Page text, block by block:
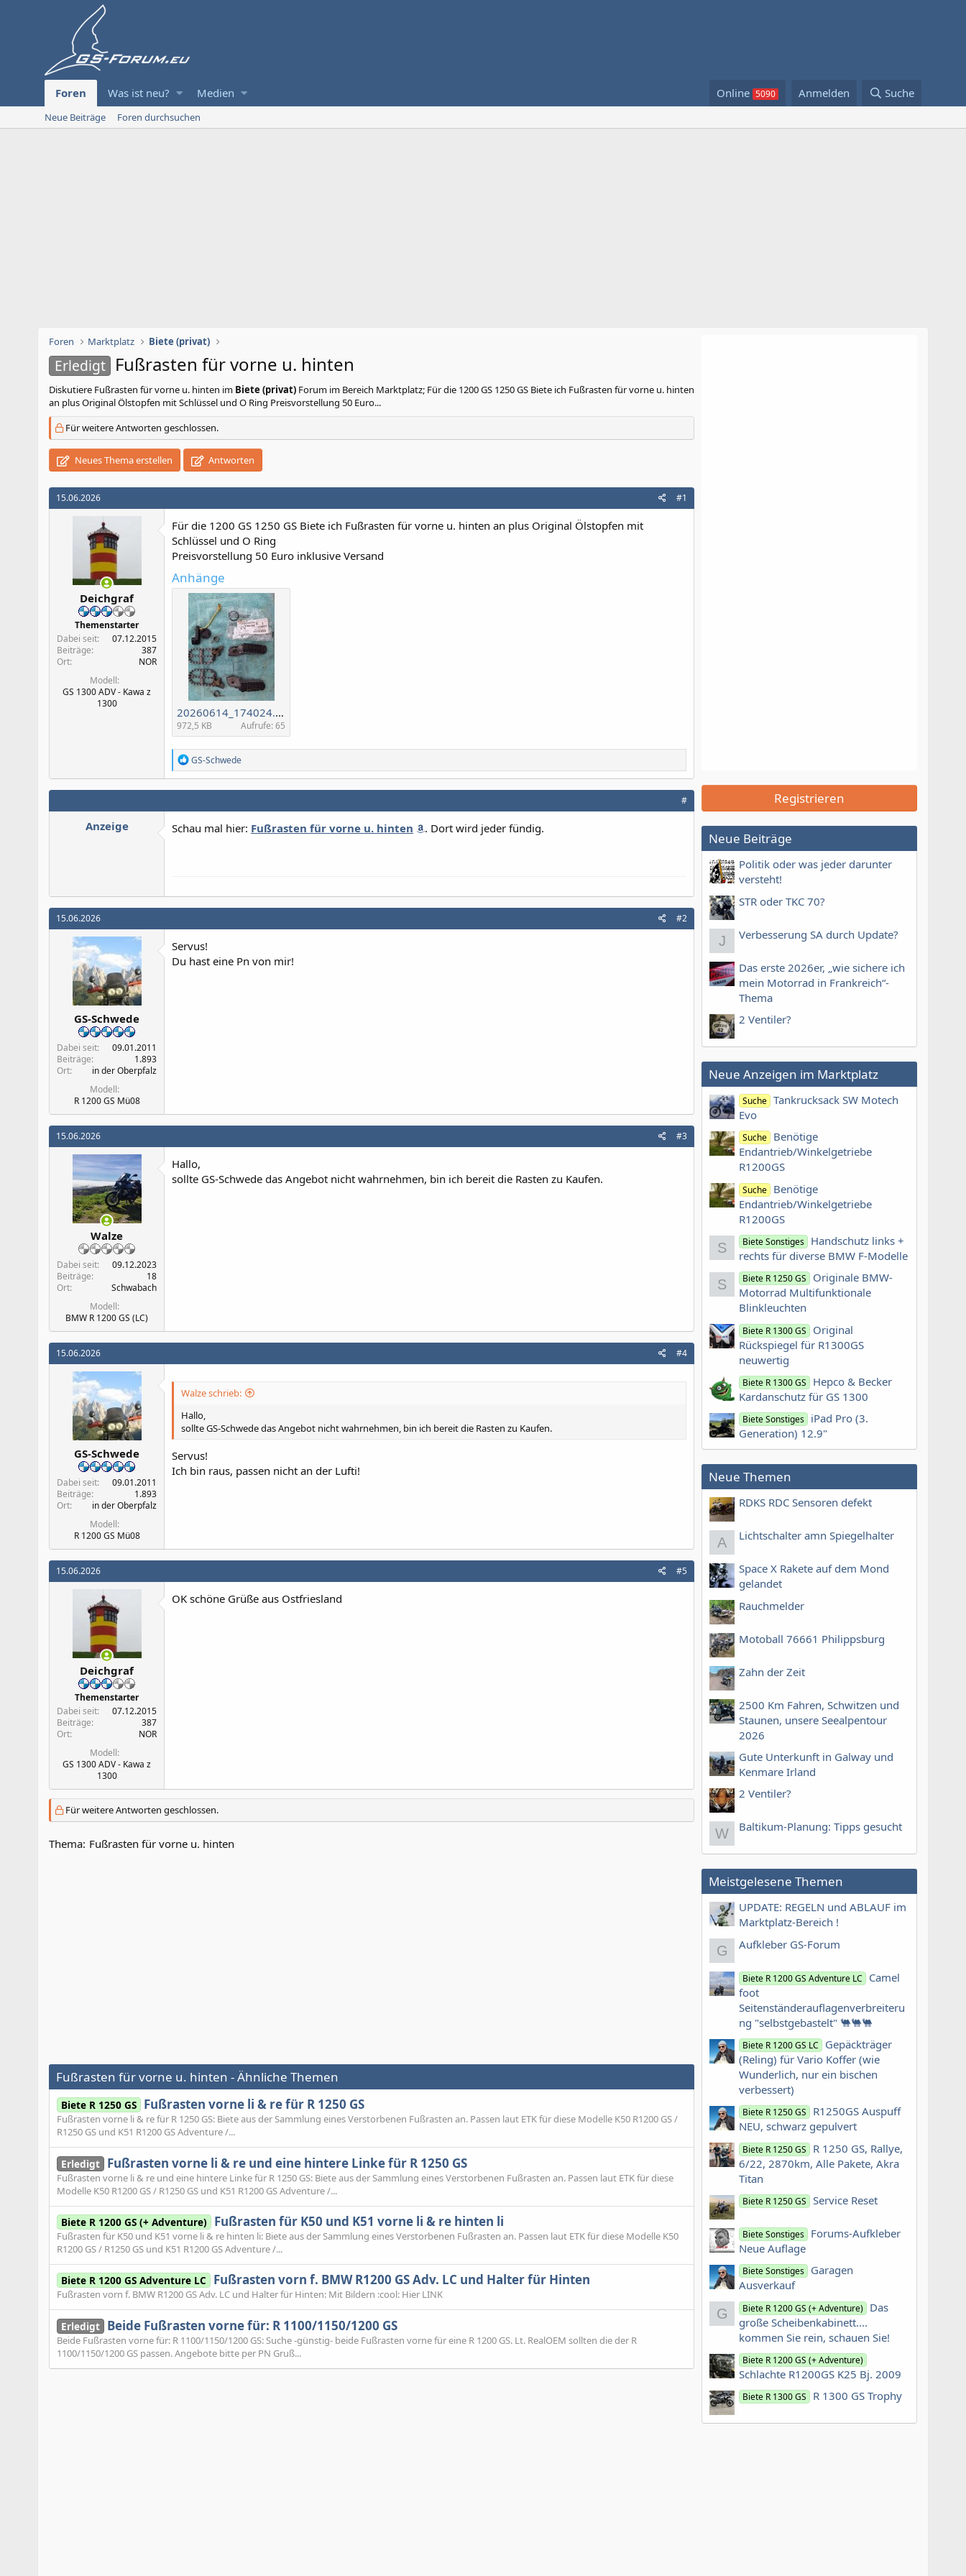
Foren Was ist neu? Medien Online Anmelden Suche
Neue Beiträge Foren durchsuchen
Foren Marktplatz Biete (privat)
Erledigt Fußrasten für vorne u. hinten
Diskutiere Fußrasten für vorne u. hinten im Biete (privat) Forum im Bereich Marktplatz; Für die 1200 GS 1250 GS Biete ich Fußrasten für vorne u. hinten
an plus Original Ölstopfen mit Schlüssel und O Ring Preisvorstellung 50 Euro...
Für weitere Antworten geschlossen.
Neues Thema erstellen Antworten
15.06.2026 #1
Deichgraf
Themenstarter
Dabei seit
07.12.2015
Beiträge
387
Ort
NOR
Modell
GS 1300 ADV - Kawa z
1300
Für die 1200 GS 1250 GS Biete ich Fußrasten für vorne u. hinten an plus Original Ölstopfen mit
Schlüssel und O Ring
Preisvorstellung 50 Euro inklusive Versand
Anhänge
20260614_174024.jpg
972,5 KB Aufrufe: 65
R
e
a
k
o
GS-Schwede
#
Anzeige Schau mal hier: Fußrasten für vorne u. hinten . Dort wird jeder fündig.
15.06.2026 #2
GS-Schwede
Dabei seit
09.01.2011
Beiträge
1.893
Ort
in der Oberpfalz
Modell
R 1200 GS Mü08
Servus!
Du hast eine Pn von mir!
15.06.2026 #3
Walze
Dabei seit
09.12.2023
Beiträge
18
Ort
Schwabach
Modell
BMW R 1200 GS (LC)
Hallo,
sollte GS-Schwede das Angebot nicht wahrnehmen, bin ich bereit die Rasten zu Kaufen.
15.06.2026 #4
GS-Schwede
Dabei seit
09.01.2011
Beiträge
1.893
Ort
in der Oberpfalz
Modell
R 1200 GS Mü08
Walze schrieb:
Hallo,
sollte GS-Schwede das Angebot nicht wahrnehmen, bin ich bereit die Rasten zu Kaufen.
Servus!
Ich bin raus, passen nicht an der Lufti!
15.06.2026 #5
Deichgraf
Themenstarter
Dabei seit
07.12.2015
Beiträge
387
Ort
NOR
Modell
GS 1300 ADV - Kawa z
1300
OK schöne Grüße aus Ostfriesland
Für weitere Antworten geschlossen.
Thema: Fußrasten für vorne u. hinten
Fußrasten für vorne u. hinten - Ähnliche Themen
Biete R 1250 GS Fußrasten vorne li & re für R 1250 GS
Fußrasten vorne li & re für R 1250 GS: Biete aus der Sammlung eines Verstorbenen Fußrasten an. Passen laut ETK für diese Modelle K50 R1200 GS /
R1250 GS und K51 R1200 GS Adventure /...
Erledigt Fußrasten vorne li & re und eine hintere Linke für R 1250 GS
Fußrasten vorne li & re und eine hintere Linke für R 1250 GS: Biete aus der Sammlung eines Verstorbenen Fußrasten an. Passen laut ETK für diese
Modelle K50 R1200 GS / R1250 GS und K51 R1200 GS Adventure /...
Biete R 1200 GS (+ Adventure) Fußrasten für K50 und K51 vorne li & re hinten li
Fußrasten für K50 und K51 vorne li & re hinten li: Biete aus der Sammlung eines Verstorbenen Fußrasten an. Passen laut ETK für diese Modelle K50
R1200 GS / R1250 GS und K51 R1200 GS Adventure /...
Biete R 1200 GS Adventure LC Fußrasten vorn f. BMW R1200 GS Adv. LC und Halter für Hinten
Fußrasten vorn f. BMW R1200 GS Adv. LC und Halter für Hinten: Mit Bildern :cool: Hier LINK
Erledigt Beide Fußrasten vorne für: R 1100/1150/1200 GS
Beide Fußrasten vorne für: R 1100/1150/1200 GS: Suche -günstig- beide Fußrasten vorne für eine R 1200 GS. Lt. RealOEM sollten die der R
1100/1150/1200 GS passen. Angebote bitte per PN Gruß...
Registrieren
Neue Beiträge
Politik oder was jeder darunter
versteht!
STR oder TKC 70?
J Verbesserung SA durch Update?
Das erste 2026er, „wie sichere ich
mein Motorrad in Frankreich“-
Thema
2 Ventiler?
Neue Anzeigen im Marktplatz
Suche Tankrucksack SW Motech
Evo
Suche Benötige
Endantrieb/Winkelgetriebe
R1200GS
Suche Benötige
Endantrieb/Winkelgetriebe
R1200GS
S Biete Sonstiges Handschutz links +
rechts für diverse BMW F-Modelle
S Biete R 1250 GS
Originale BMW-
Motorrad Multifunktionale
Blinkleuchten
Biete R 1300 GS
Original
Rückspiegel für R1300GS
neuwertig
Biete R 1300 GS
Hepco & Becker
Kardanschutz für GS 1300
Biete Sonstiges iPad Pro (3.
Generation) 12.9"
Neue Themen
RDKS RDC Sensoren defekt
A Lichtschalter amn Spiegelhalter
Space X Rakete auf dem Mond
gelandet
Rauchmelder
Motoball 76661 Philippsburg
Zahn der Zeit
2500 Km Fahren, Schwitzen und
Staunen, unsere Seealpentour
2026
Gute Unterkunft in Galway und
Kenmare Irland
2 Ventiler?
W Baltikum-Planung: Tipps gesucht
Meistgelesene Themen
UPDATE: REGELN und ABLAUF im
Marktplatz-Bereich !
G Aufkleber GS-Forum
Biete R 1200 GS Adventure LC
Camel
foot
Seitenständerauflagenverbreiteru
ng "selbstgebastelt" 🐫🐫🐫
Biete R 1200 GS LC
Gepäckträger
(Reling) für Vario Koffer (wie
Wunderlich, nur ein bischen
verbessert)
Biete R 1250 GS
R1250GS Auspuff
NEU, schwarz gepulvert
Biete R 1250 GS
R 1250 GS, Rallye,
6/22, 2870km, Alle Pakete, Akra
Titan
Biete R 1250 GS Service Reset
Biete Sonstiges Forums-Aufkleber
Neue Auflage
Biete Sonstiges Garagen
Ausverkauf
G Biete R 1200 GS (+ Adventure) Das
große Scheibenkabinett....
kommen Sie rein, schauen Sie!
Biete R 1200 GS (+ Adventure)
Schlachte R1200GS K25 Bj. 2009
Biete R 1300 GS R 1300 GS Trophy